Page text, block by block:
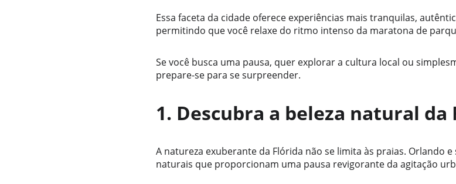
Essa faceta da cidade oferece experiências mais tranquilas,
permitindo que você relaxe do ritmo intenso da maratona de
Se você busca uma pausa, quer explorar a cultura local ou
prepare-se para se surpreender.
1. Descubra a beleza natural
A natureza exuberante da Flórida não se limita às praias. Orlando
naturais que proporcionam uma pausa revigorante da agitação